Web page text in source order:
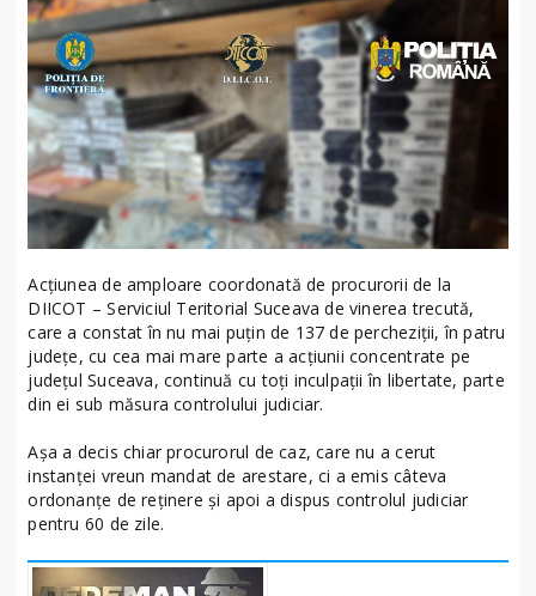
Acțiunea de amploare coordonată de procurorii de la
DIICOT – Serviciul Teritorial Suceava de vinerea trecută,
care a constat în nu mai puțin de 137 de percheziții, în patru
județe, cu cea mai mare parte a acțiunii concentrate pe
județul Suceava, continuă cu toți inculpații în libertate, parte
din ei sub măsura controlului judiciar.
Așa a decis chiar procurorul de caz, care nu a cerut
instanței vreun mandat de arestare, ci a emis câteva
ordonanțe de reținere și apoi a dispus controlul judiciar
pentru 60 de zile.